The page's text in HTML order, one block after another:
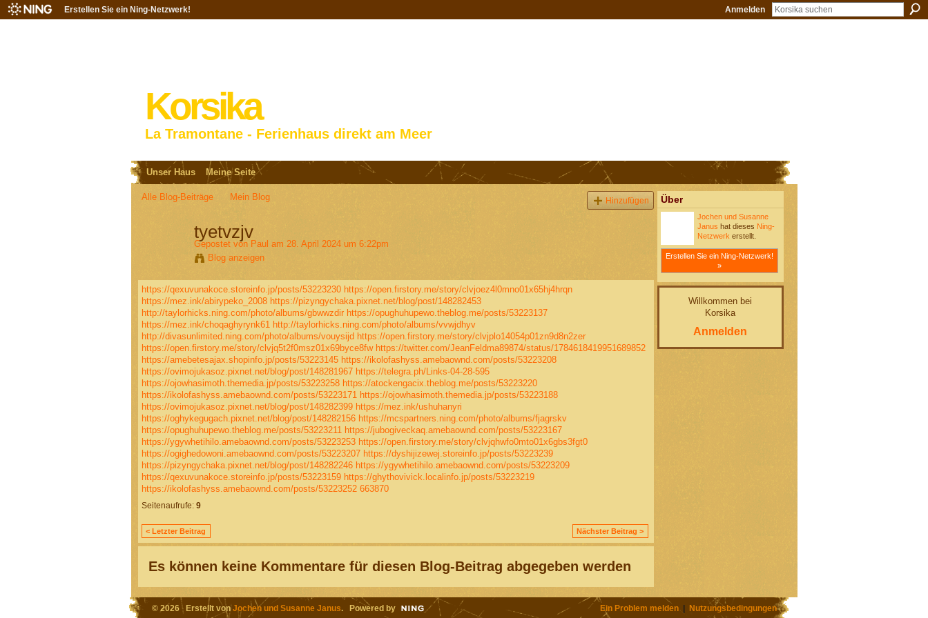
Erstellen Sie ein Ning-Netzwerk! Anmelden
Korsika
La Tramontane - Ferienhaus direkt am Meer
Unser Haus Meine Seite
Alle Blog-Beiträge Mein Blog Hinzufügen
tyetvzjv
Gepostet von Paul am 28. April 2024 um 6:22pm
Blog anzeigen
https://qexuvunakoce.storeinfo.jp/posts/53223230 https://open.firstory.me/story/clvjoez4l0mno01x65hj4hrqn
https://mez.ink/abirypeko_2008 https://pizyngychaka.pixnet.net/blog/post/148282453
http://taylorhicks.ning.com/photo/albums/gbwwzdir https://opughuhupewo.theblog.me/posts/53223137
https://mez.ink/choqaghyrynk61 http://taylorhicks.ning.com/photo/albums/vvwjdhyv
http://divasunlimited.ning.com/photo/albums/vouysijd https://open.firstory.me/story/clvjplo14054p01zn9d8n2zer
https://open.firstory.me/story/clvjq5t2f0msz01x69byce8fw https://twitter.com/JeanFeldma89874/status/1784618419951689852
https://amebetesajax.shopinfo.jp/posts/53223145 https://ikolofashyss.amebaownd.com/posts/53223208
https://ovimojukasoz.pixnet.net/blog/post/148281967 https://telegra.ph/Links-04-28-595
https://ojowhasimoth.themedia.jp/posts/53223258 https://atockengacix.theblog.me/posts/53223220
https://ikolofashyss.amebaownd.com/posts/53223171 https://ojowhasimoth.themedia.jp/posts/53223188
https://ovimojukasoz.pixnet.net/blog/post/148282399 https://mez.ink/ushuhanyri
https://oghykegugach.pixnet.net/blog/post/148282156 https://mcspartners.ning.com/photo/albums/fjagrskv
https://opughuhupewo.theblog.me/posts/53223211 https://jubogiveckaq.amebaownd.com/posts/53223167
https://ygywhetihilo.amebaownd.com/posts/53223253 https://open.firstory.me/story/clvjqhwfo0mto01x6gbs3fgt0
https://ogighedowoni.amebaownd.com/posts/53223207 https://dyshijizewej.storeinfo.jp/posts/53223239
https://pizyngychaka.pixnet.net/blog/post/148282246 https://ygywhetihilo.amebaownd.com/posts/53223209
https://qexuvunakoce.storeinfo.jp/posts/53223159 https://ghythovivick.localinfo.jp/posts/53223219
https://ikolofashyss.amebaownd.com/posts/53223252 663870
Seitenaufrufe: 9
< Letzter Beitrag Nächster Beitrag >
Es können keine Kommentare für diesen Blog-Beitrag abgegeben werden
Über
Jochen und Susanne
Janus hat dieses Ning-
Netzwerk erstellt.
Erstellen Sie ein Ning-Netzwerk!
»
Willkommen bei
Korsika
Anmelden
© 2026 Erstellt vonJochen und Susanne Janus. Powered by Ein Problem melden| Nutzungsbedingungen